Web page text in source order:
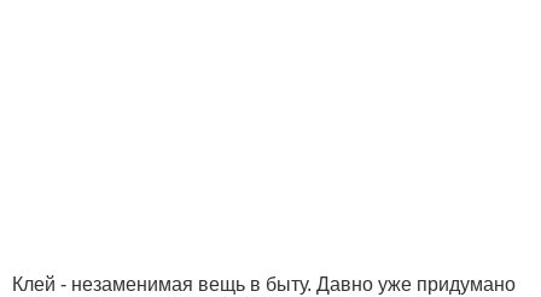
Клей - незаменимая вещь в быту. Давно уже придумано